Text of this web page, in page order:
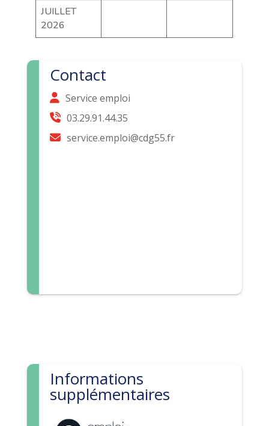
JUILLET
2026
Contact
Service emploi
03.29.91.44.35
service.emploi@cdg55.fr
Informations
supplémentaires